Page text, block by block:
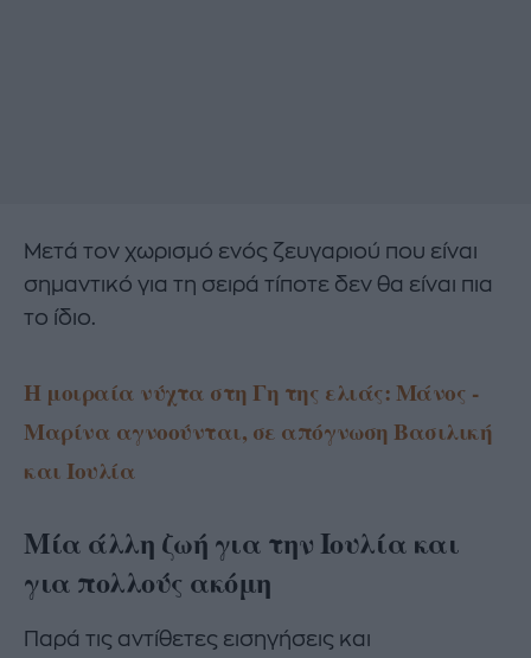
Μετά τον χωρισμό ενός ζευγαριού που είναι
σημαντικό για τη σειρά τίποτε δεν θα είναι πια
το ίδιο.
Η μοιραία νύχτα στη Γη της ελιάς: Μάνος -
Μαρίνα αγνοούνται, σε απόγνωση Βασιλική
και Ιουλία
Μία άλλη ζωή για την Ιουλία και
για πολλούς ακόμη
Παρά τις αντίθετες εισηγήσεις και